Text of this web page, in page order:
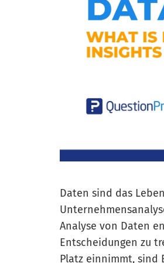
Daten sind das
Analyse von Daten
Entscheidungen zu
Platz einnimmt, sind